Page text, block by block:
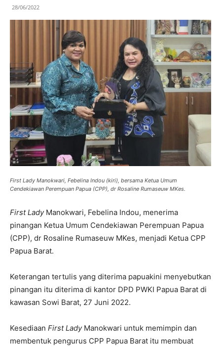
28/06/2022
First Lady Manokwari, Febelina Indou (kiri), bersama Ketua Umum
Cendekiawan Perempuan Papua (CPP), dr Rosaline Rumaseuw MKes.
First LadyManokwari, Febelina Indou, menerima
pinangan Ketua Umum Cendekiawan Perempuan Papua
(CPP), dr Rosaline Rumaseuw MKes, menjadi Ketua CPP
Papua Barat.
Keterangan tertulis yang diterima papuakini menyebutkan
pinangan itu diterima di kantor DPD PWKI Papua Barat di
kawasan Sowi Barat, 27 Juni 2022.
Kesediaan First LadyManokwari untuk memimpin dan
membentuk pengurus CPP Papua Barat itu membuat